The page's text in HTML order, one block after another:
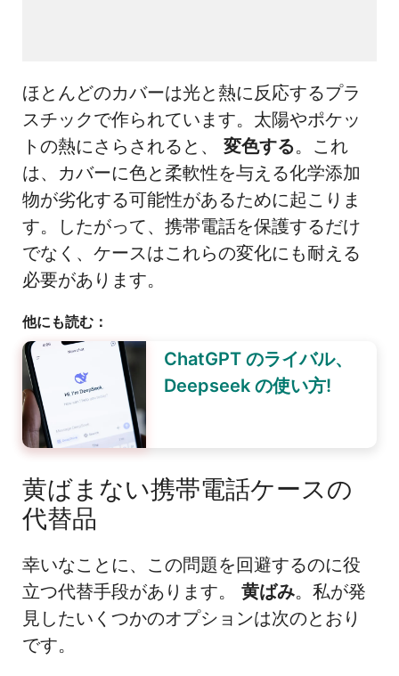
ほとんどのカバーは光と熱に反応するプラ
スチックで作られています。太陽やポケッ
トの熱にさらされると、 変色する。これ
は、カバーに色と柔軟性を与える化学添加
物が劣化する可能性があるために起こりま
す。したがって、携帯電話を保護するだけ
でなく、ケースはこれらの変化にも耐える
必要があります。
他にも読む：
ChatGPT のライバル、
Deepseek の使い方!
黄ばまない携帯電話ケースの
代替品
幸いなことに、この問題を回避するのに役
立つ代替手段があります。 黄ばみ。私が発
見したいくつかのオプションは次のとおり
です。